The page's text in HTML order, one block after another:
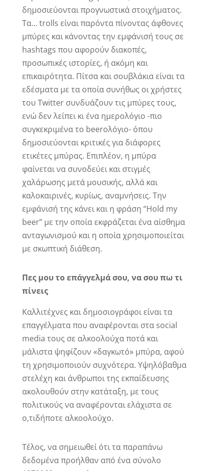
δημοσιεύονται προγνωστικά στοιχήματος.
Τα… trolls είναι παρόντα πίνοντας άφθονες
μπύρες και κάνοντας την εμφάνισή τους σε
hashtags που αφορούν διακοπές,
προσωπικές ιστορίες, ή ακόμη και
επικαιρότητα. Πίτσα και σουβλάκια είναι τα
εδέσματα με τα οποία συνήθως οι χρήστες
του Twitter συνδυάζουν τις μπύρες τους,
ενώ δεν λείπει κι ένα ημερολόγιο -πιο
συγκεκριμένα το beerολόγιο- όπου
δημοσιεύονται κριτικές για διάφορες
ετικέτες μπύρας. Επιπλέον, η μπύρα
φαίνεται να συνοδεύει και στιγμές
χαλάρωσης μετά μουσικής, αλλά και
καλοκαιρινές, κυρίως, αναμνήσεις. Την
εμφάνισή της κάνει και η φράση “Hold my
beer” με την οποία εκφράζεται ένα αίσθημα
ανταγωνισμού και η οποία χρησιμοποιείται
με σκωπτική διάθεση.
Πες μου το επάγγελμά σου, να σου πω τι
πίνεις
Καλλιτέχνες και δημοσιογράφοι είναι τα
επαγγέλματα που αναφέρονται στα social
media τους σε αλκοολούχα ποτά και
μάλιστα ψηφίζουν «δαγκωτό» μπύρα, αφού
τη χρησιμοποιούν συχνότερα. Υψηλόβαθμα
στελέχη και άνθρωποι της εκπαίδευσης
ακολουθούν στην κατάταξη, με τους
πολιτικούς να αναφέρονται ελάχιστα σε
ο,τιδήποτε αλκοολούχο.
Τέλος, να σημειωθεί ότι τα παραπάνω
δεδομένα προήλθαν από ένα σύνολο